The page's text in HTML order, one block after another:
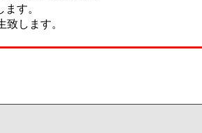
す。
します。